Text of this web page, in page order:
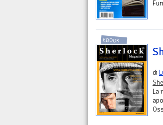
EBOOK
di
La